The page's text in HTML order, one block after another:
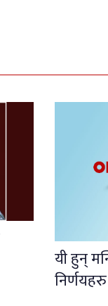
यी हुन्
निर्णयहरु